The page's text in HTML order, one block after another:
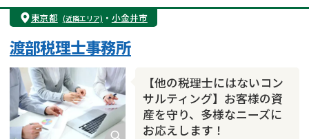
遺産分割
遺留分侵害額請求
相続税申告
相続手続き
銀行手続き
成年後見・任意後見
相続人調査
相続トラブル
東京都 (近隣エリア) ・ 小金井市
【他の税理士にはないコン
サルティング】お客様の資
産を守り、多様なニーズに
お応えします！
渡部税理士事務所